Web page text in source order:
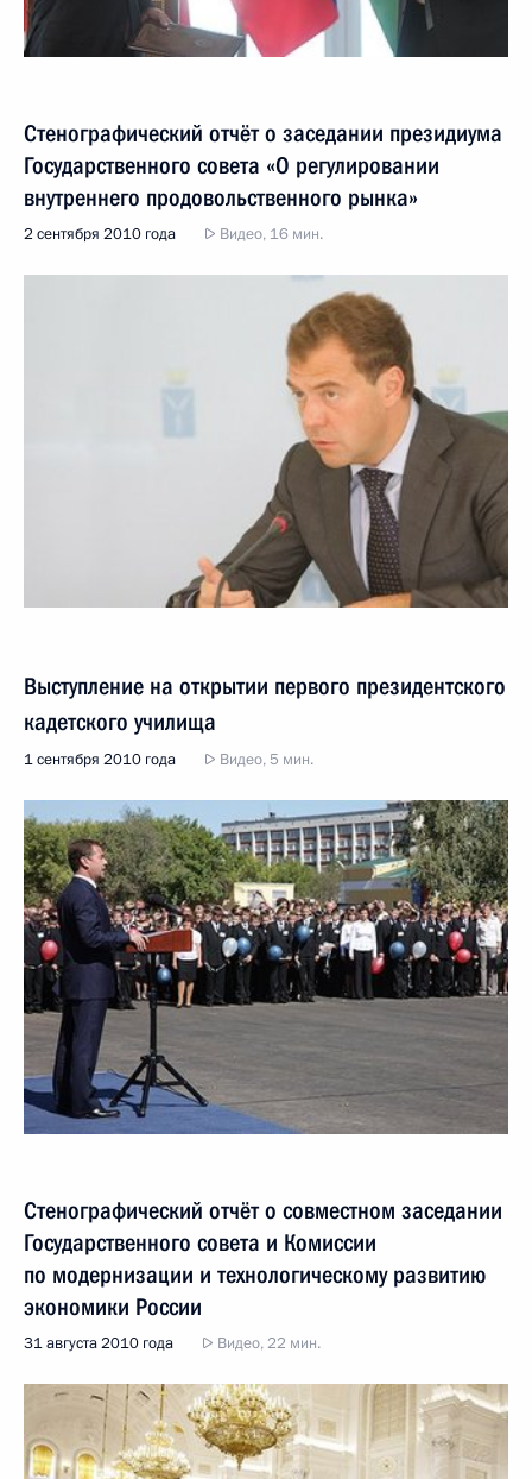
Стенографический отчёт о заседании президиума
Государственного совета «О регулировании
внутреннего продовольственного рынка»
2 сентября 2010 года Видео, 16 мин.
Выступление на открытии первого президентского
кадетского училища
1 сентября 2010 года Видео, 5 мин.
Стенографический отчёт о совместном заседании
Государственного совета и Комиссии
по модернизации и технологическому развитию
экономики России
31 августа 2010 года Видео, 22 мин.